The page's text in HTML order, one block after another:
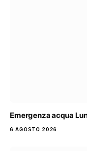
Emergenza acqua
6 AGOSTO 2026